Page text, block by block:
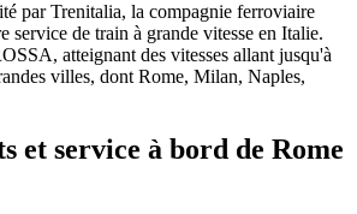
par Trenitalia, la compagnie ferroviaire
service de train à grande vitesse en Italie.
atteignant des vitesses allant jusqu'à
villes, dont Rome, Milan, Naples,
et service à bord de Rome